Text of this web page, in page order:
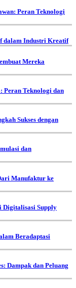
Peran Teknologi
dalam Industri Kreatif
Mereka
Teknologi dan
Sukses dengan
dan
Manufaktur ke
Digitalisasi Supply
Beradaptasi
Dampak dan Peluang